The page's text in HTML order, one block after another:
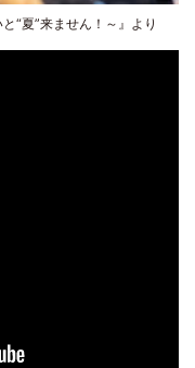
“夏”来ません！～』より